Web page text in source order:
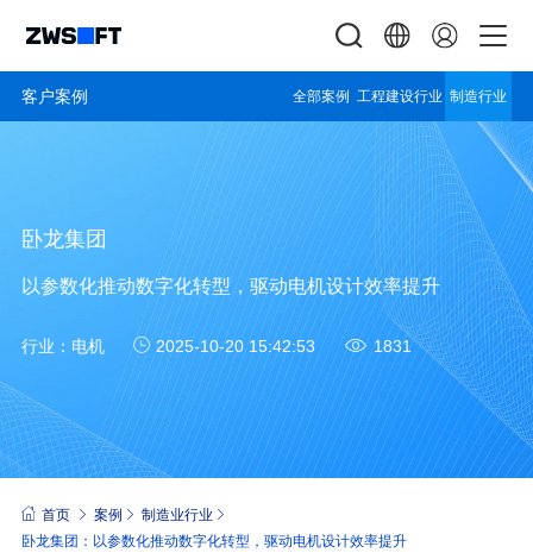
客户案例 全部案例 工程建设行业 制造行业
卧龙集团
以参数化推动数字化转型，驱动电机设计效率提升
行业： 电机 2025-10-20 15:42:53 1831
首页 案例
制造业行业
卧龙集团：以参数化推动数字化转型，驱动电机设计效率提升